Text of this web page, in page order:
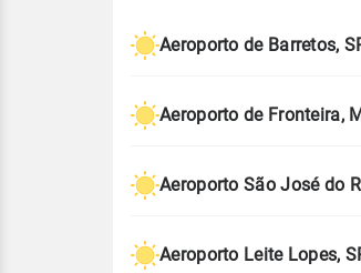
Aeroporto de Barretos,
Aeroporto de Fronteira,
Aeroporto São José do
Aeroporto Leite Lopes,